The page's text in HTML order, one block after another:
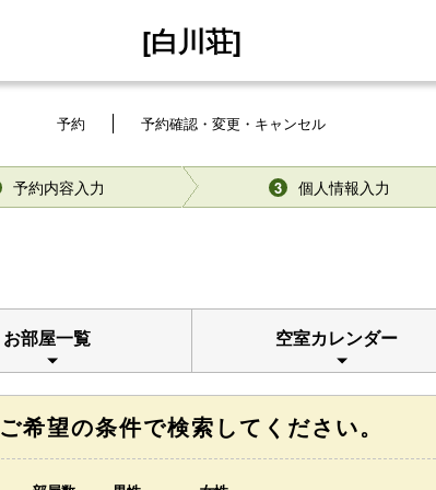
[白川荘]
予約 予約確認・変更・キャンセル
予約内容入力 3 個人情報入力
お部屋一覧 空室カレンダー
ご希望の条件で検索してください。